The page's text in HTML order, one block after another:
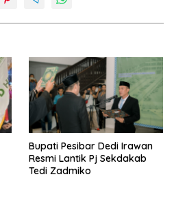
Bupati Pesibar Dedi Irawan
Resmi Lantik Pj Sekdakab
Tedi Zadmiko